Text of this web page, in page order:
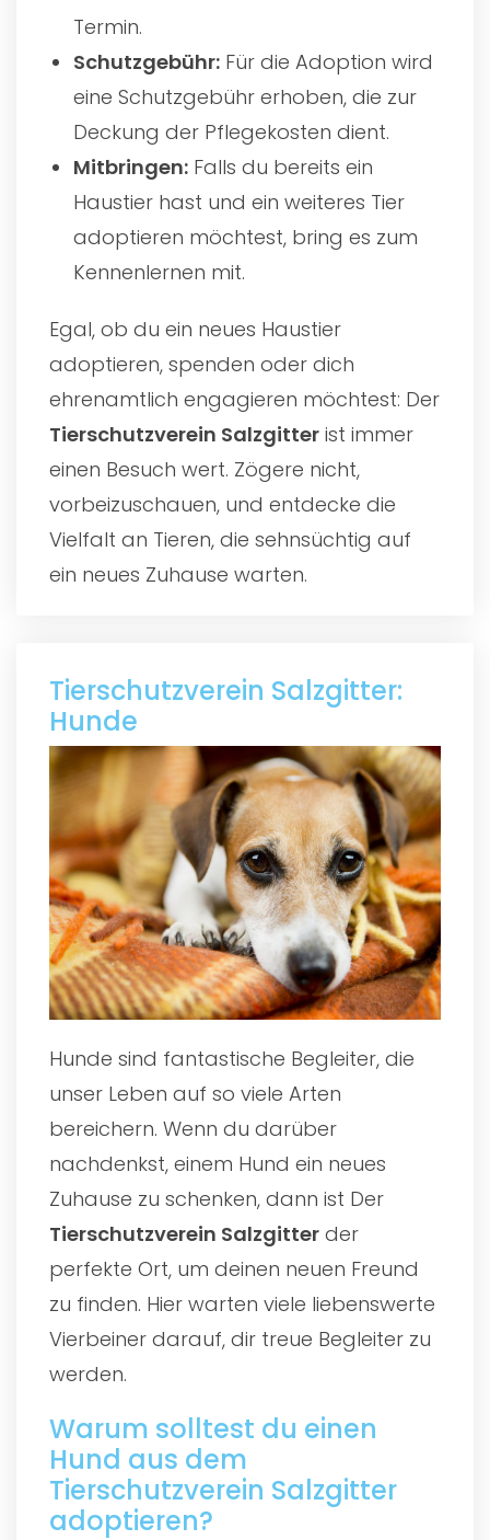
Termin.
Schutzgebühr: Für die Adoption wird
eine Schutzgebühr erhoben, die zur
Deckung der Pflegekosten dient.
Mitbringen: Falls du bereits ein
Haustier hast und ein weiteres Tier
adoptieren möchtest, bring es zum
Kennenlernen mit.
Egal, ob du ein neues Haustier
adoptieren, spenden oder dich
ehrenamtlich engagieren möchtest: Der
Tierschutzverein Salzgitter ist immer
einen Besuch wert. Zögere nicht,
vorbeizuschauen, und entdecke die
Vielfalt an Tieren, die sehnsüchtig auf
ein neues Zuhause warten.
Tierschutzverein Salzgitter:
Hunde
Hunde sind fantastische Begleiter, die
unser Leben auf so viele Arten
bereichern. Wenn du darüber
nachdenkst, einem Hund ein neues
Zuhause zu schenken, dann ist Der
Tierschutzverein Salzgitter der
perfekte Ort, um deinen neuen Freund
zu finden. Hier warten viele liebenswerte
Vierbeiner darauf, dir treue Begleiter zu
werden.
Warum solltest du einen
Hund aus dem
Tierschutzverein Salzgitter
adoptieren?